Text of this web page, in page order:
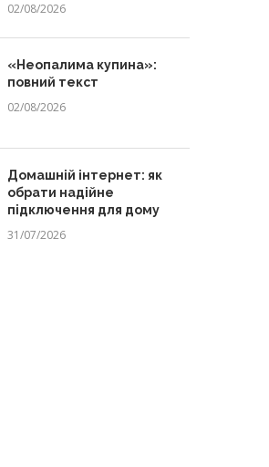
02/08/2026
«Неопалима купина»:
повний текст
02/08/2026
Домашній інтернет: як
обрати надійне
підключення для дому
31/07/2026